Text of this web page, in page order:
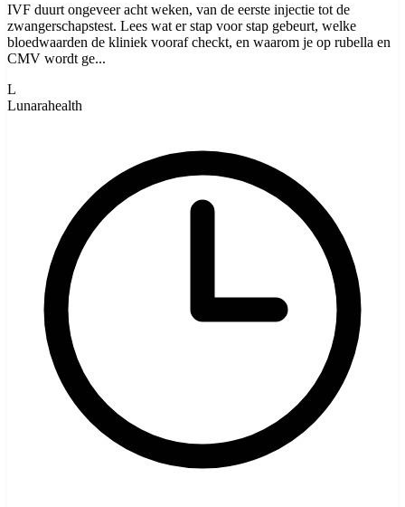
IVF duurt ongeveer acht weken, van de eerste injectie tot de
zwangerschapstest. Lees wat er stap voor stap gebeurt, welke
bloedwaarden de kliniek vooraf checkt, en waarom je op rubella en
CMV wordt ge...
L
Lunarahealth